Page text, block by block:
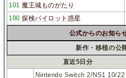
101 魔王城ものがたり
100 探検パイロット惑星
公式からのお知ら
新作・移植の公
直近5日分
Nintendo Switch 2/NS1 10/22